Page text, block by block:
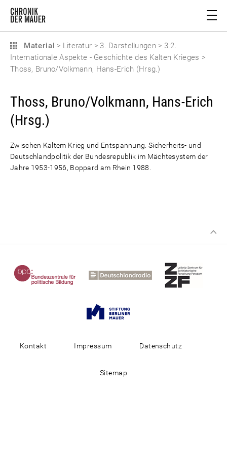
Material > Literatur > 3. Darstellungen > 3.2.
Internationale Aspekte - Geschichte des Kalten Krieges >
Thoss, Bruno/Volkmann, Hans-Erich (Hrsg.)
Thoss, Bruno/Volkmann, Hans-Erich
(Hrsg.)
Zwischen Kaltem Krieg und Entspannung. Sicherheits- und
Deutschlandpolitik der Bundesrepublik im Mächtesystem der
Jahre 1953-1956, Boppard am Rhein 1988.
Kontakt Impressum Datenschutz
Sitemap